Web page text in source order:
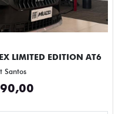
LIMITED EDITION AT6
Santos